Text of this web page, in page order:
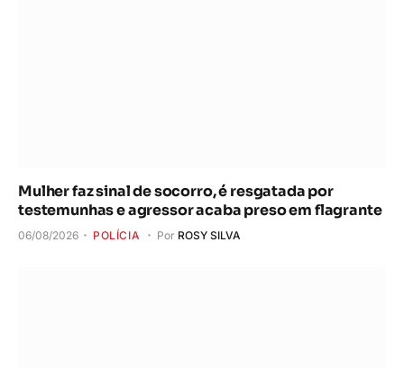
Mulher faz sinal de socorro, é resgatada por
testemunhas e agressor acaba preso em flagrante
06/08/2026 POLÍCIA Por ROSY SILVA